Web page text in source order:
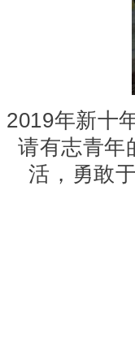
2019年新十
请有志青年
活，勇敢